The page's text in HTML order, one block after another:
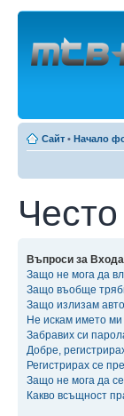
Сайт • Начало
Въпроси за
Защо не мога да
Защо въобще
Защо излизам
Не искам името ми
Забравих си
Добре,
Регистрирах се
Защо не мога да
Какво всъщност